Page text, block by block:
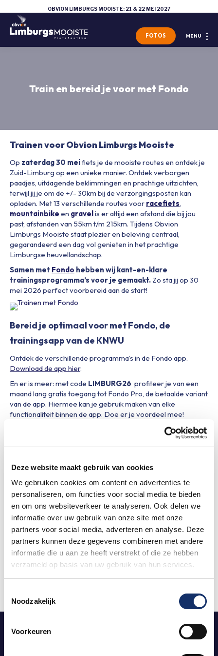
Deze website maakt gebruik van cookies
We gebruiken cookies om content en advertenties te
personaliseren, om functies voor social media te bieden
en om ons websiteverkeer te analyseren. Ook delen we
informatie over uw gebruik van onze site met onze
partners voor social media, adverteren en analyse. Deze
partners kunnen deze gegevens combineren met andere
informatie die u aan ze heeft verstrekt of die ze hebben
verzameld op basis van uw gebruik van hun services.
Noodzakelijk
Voorkeuren
OBVION LIMBURGS MOOISTE: 21 & 22 MEI 2027
MENU
FOTOS
Train en bereid je voor met Fondo
Trainen voor Obvion Limburgs Mooiste
Op zaterdag 30 meifiets je de mooiste routes en ontdek je
Zuid-Limburg op een unieke manier. Ontdek verborgen
paadjes, uitdagende beklimmingen en prachtige uitzichten,
terwijl jij je om de +/- 30km bij de verzorgingsposten kan
opladen. Met 13 verschillende routes voor racefiets,
mountainbike en gravelis er altijd een afstand die bij jou
past, afstanden van 55km t/m 215km. Tijdens Obvion
Limburgs Mooiste staat plezier en beleving centraal,
gegarandeerd een dag vol genieten in het prachtige
Limburgse heuvellandschap.
Samen met Fondo hebben wij kant-en-klare
trainingsprogramma’s voor je gemaakt. Zo sta jij op 30
mei 2026 perfect voorbereid aan de start!
Bereid je optimaal voor met Fondo, de
trainingsapp van de KNWU
Ontdek de verschillende programma’s in de Fondo app.
Download de app hier.
En er is meer: met code LIMBURG26 profiteer je van een
maand lang gratis toegang tot Fondo Pro, de betaalde variant
van de app. Hiermee kan je gebruik maken van elke
functionaliteit binnen de app. Doe er je voordeel mee!
inwisselbaar. Na afloop wordt het
Fondo Pro abonnement NIET automatisch verlengd.
Download de Fondo app
Je vindt de trainingsprogramma’s via de homepage van de
Fondo app. Vervolgens kies je ‘trainen voor evenement’ en in
de lijst met evenementen vind je Limburgs Mooiste, op
alfabetische volgorde.